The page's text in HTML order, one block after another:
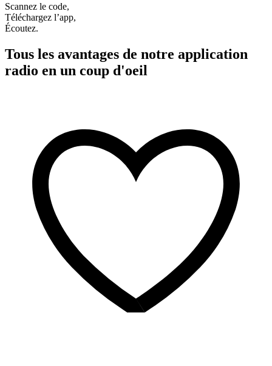
Scannez le code,
Téléchargez l’app,
Écoutez.
Tous les avantages de notre application
radio en un coup d'oeil